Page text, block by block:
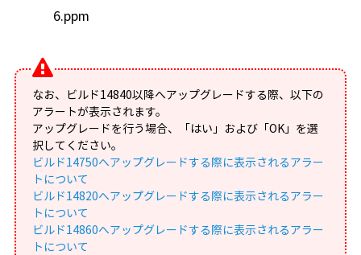
6.ppm
なお、ビルド14840以降へアップグレードする際、以下の
アラートが表示されます。
アップグレードを行う場合、「はい」および「OK」を選
択してください。
ビルド14750へアップグレードする際に表示されるアラー
トについて
ビルド14820へアップグレードする際に表示されるアラー
トについて
ビルド14860へアップグレードする際に表示されるアラー
トについて